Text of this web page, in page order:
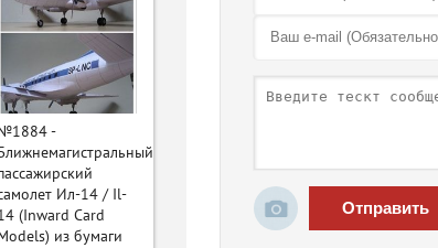
Отправить
-
Ил-14 / Il-
(Inward Card
из бумаги